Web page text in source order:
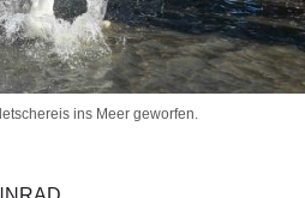
ins Meer geworfen.